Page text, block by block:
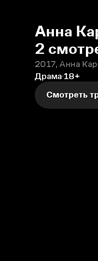
Анна
2
2017, Анна
Драма 18+
Смотреть